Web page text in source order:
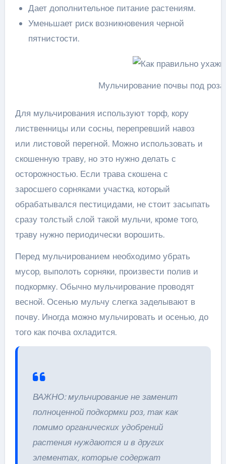
Дает дополнительное питание растениям.
Уменьшает риск возникновения черной
пятнистости.
Мульчирование почвы под
Для мульчирования используют торф, кору
лиственницы или сосны, перепревший навоз
или листовой перегной. Можно использовать и
скошенную траву, но это нужно делать с
осторожностью. Если трава скошена с
заросшего сорняками участка, который
обрабатывался пестицидами, не стоит засыпать
сразу толстый слой такой мульчи, кроме того,
траву нужно периодически ворошить.
Перед мульчированием необходимо убрать
мусор, выполоть сорняки, произвести полив и
подкормку. Обычно мульчирование проводят
весной. Осенью мульчу слегка заделывают в
почву. Иногда можно мульчировать и осенью, до
того как почва охладится.
ВАЖНО: мульчирование не заменит
полноценной подкормки роз, так как
помимо органических удобрений
растения нуждаются и в других
элементах, которые содержат